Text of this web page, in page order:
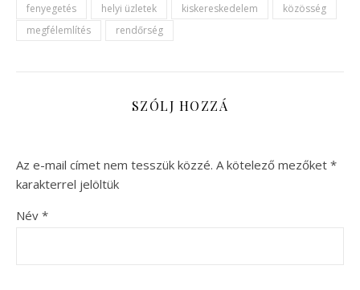
fenyegetés
helyi üzletek kiskereskedelem
közösség
megfélemlítés
rendőrség
SZÓLJ HOZZÁ
Az e-mail címet nem tesszük közzé. A kötelező mezőket *
karakterrel jelöltük
Név *